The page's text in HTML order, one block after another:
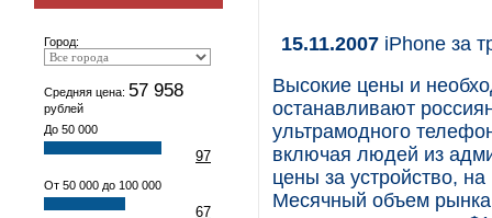
Город:
Средняя цена: 57 958
рублей
До 50 000
97
От 50 000 до 100 000
67
15.11.2007 iPhone за
Высокие цены и
останавливают
ультрамодного
включая людей из
цены за устройство,
Месячный объем